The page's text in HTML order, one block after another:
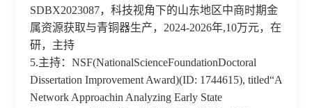
SDBX2023087，科技视角下的山东地区中商时期金
属资源获取与青铜器生产，2024-2026年,10万元，在
研，主持
5.主持：NSF(NationalScienceFoundationDoctoral
Dissertation Improvement Award)(ID: 1744615), titled“A
Network Approachin Analyzing Early State